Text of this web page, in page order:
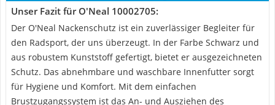
Unser Fazit für O'Neal 10002705:
Der O'Neal Nackenschutz ist ein zuverlässiger Begleiter für
den Radsport, der uns überzeugt. In der Farbe Schwarz und
aus robustem Kunststoff gefertigt, bietet er ausgezeichneten
Schutz. Das abnehmbare und waschbare Innenfutter sorgt
für Hygiene und Komfort. Mit dem einfachen
Brustzugangssystem ist das An- und Ausziehen des